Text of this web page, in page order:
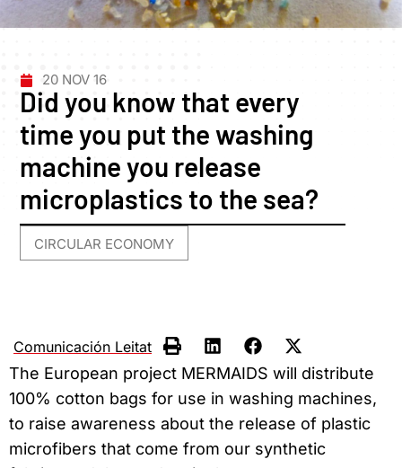
20 NOV 16
Did you know that every
time you put the washing
machine you release
microplastics to the sea?
CIRCULAR ECONOMY
Comunicación Leitat
The European project MERMAIDS will distribute
100% cotton bags for use in washing machines,
to raise awareness about the release of plastic
microfibers that come from our synthetic